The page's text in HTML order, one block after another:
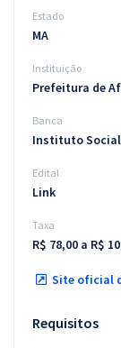
Atendimento
Estado
MA
Instituição
Prefeitura de
Banca
Instituto
Edital
Link
Taxa
R$ 78,00 a R$
Site oficial
Requisitos